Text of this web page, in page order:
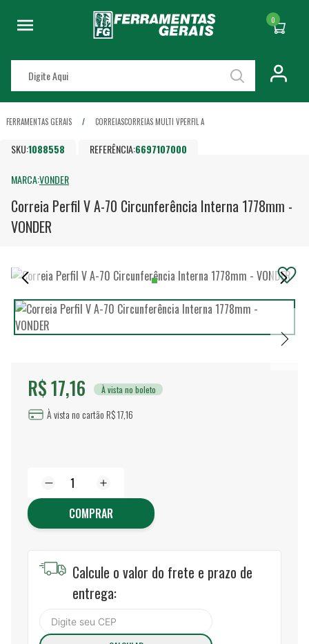
0
FERRAMENTAS GERAIS CORREIASCORREIAS MULTI VPERFIL A
SKU:1088558 REFERÊNCIA:6697107000
MARCA:VONDER
Correia Perfil V A-70 Circunferência Interna 1778mm -
VONDER
R$ 17,16 À vista no boleto
À vista no cartão R$ 17,16
COMPRAR
Calcule o valor do frete e prazo de
entrega: